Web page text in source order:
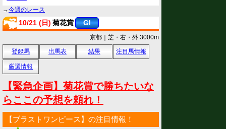
→今週のレース
10/21 (日) 菊花賞 GI
京都｜芝・右・外 3000m
登録馬
出馬表 結果 注目馬情報
厳選情報
【緊急企画】菊花賞で勝ちたいな
らここの予想を頼れ！
【ブラストワンピース】の注目情報！